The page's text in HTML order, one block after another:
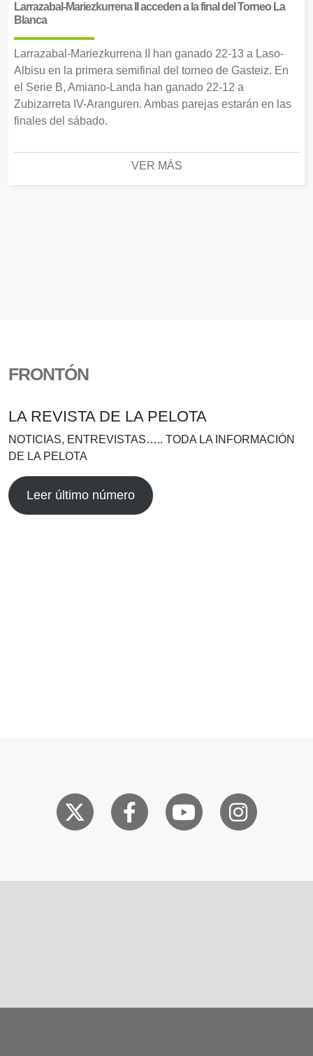
Larrazabal-Mariezkurrena II acceden a la final del Torneo La
Blanca
Larrazabal-Mariezkurrena II han ganado 22-13 a Laso-
Albisu en la primera semifinal del torneo de Gasteiz. En
el Serie B, Amiano-Landa han ganado 22-12 a
Zubizarreta IV-Aranguren. Ambas parejas estarán en las
finales del sábado.
VER MÁS
FRONTÓN
LA REVISTA DE LA PELOTA
NOTICIAS, ENTREVISTAS….. TODA LA INFORMACIÓN
DE LA PELOTA
Leer último número